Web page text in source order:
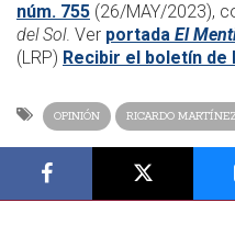
núm. 755 (26/MAY/2023),
del Sol. Ver portada El
(LRP) Recibir el boletín de
OPINIÓN RICARDO